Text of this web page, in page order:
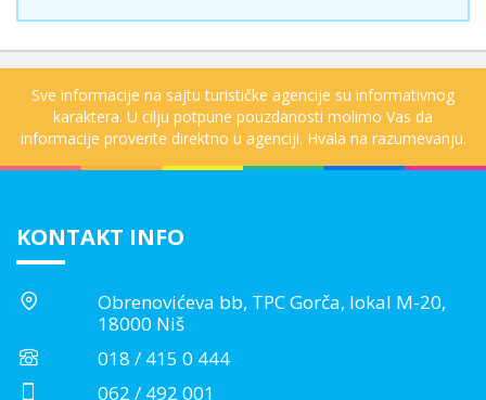
Sve informacije na sajtu turističke agencije su informativnog
karaktera. U cilju potpune pouzdanosti molimo Vas da
informacije proverite direktno u agenciji. Hvala na razumevanju.
KONTAKT INFO
Obrenovićeva bb, TPC Gorča, lokal M-20,
18000 Niš
018 / 415 0 444
062 / 492 001